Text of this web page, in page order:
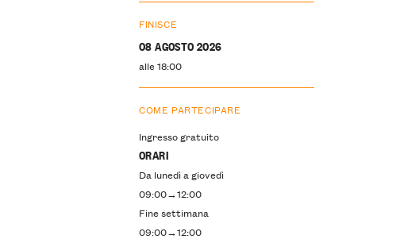
FINISCE
08 AGOSTO 2026
alle 18:00
COME PARTECIPARE
Ingresso gratuito
ORARI
Da lunedì a giovedì
09:00→12:00
Fine settimana
09:00→12:00